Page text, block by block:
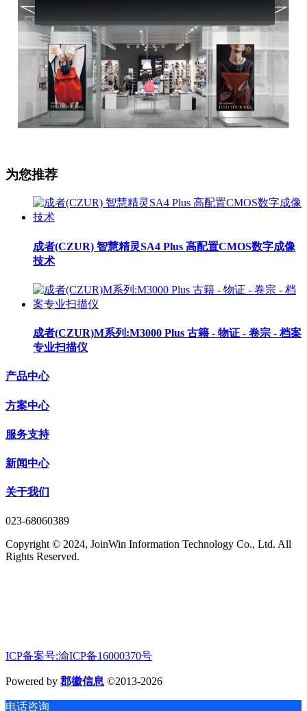
为您推荐
成者(CZUR) 智慧精灵SA4 Plus 高配置CMOS数字成像
技术
成者(CZUR)M系列:M3000 Plus 古籍 - 物证 - 卷宗 - 档案
专业扫描仪
产品中心
方案中心
服务支持
新闻中心
关于我们
023-68060389
Copyright © 2024, JoinWin Information Technology Co., Ltd. All
Rights Reserved.
ICP备案号:渝ICP备16000370号
Powered by 郡徽信息 ©2013-2026
电话咨询